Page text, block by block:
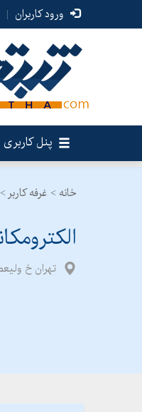
ورود کاربران |
پنل کاربری
خانه > غرفه کاربر >
تهران خ‌